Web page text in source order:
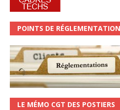
POINTS DE RÉGLEMENTATION
LE MÉMO CGT DES POSTIERS